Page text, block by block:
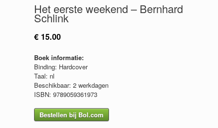
Het eerste weekend – Bernhard
Schlink
€ 15.00
Boek informatie:
Binding: Hardcover
Taal: nl
Beschikbaar: 2 werkdagen
ISBN: 9789059361973
Bestellen bij Bol.com